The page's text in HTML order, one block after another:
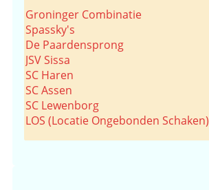
Groninger Combinatie
Spassky's
De Paardensprong
JSV Sissa
SC Haren
SC Assen
SC Lewenborg
LOS (Locatie Ongebonden Schaken)